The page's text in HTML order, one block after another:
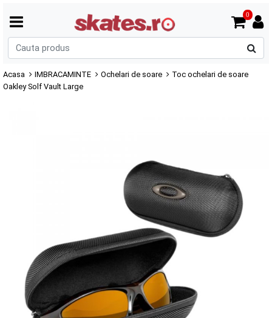
0
Acasa IMBRACAMINTE Ochelari de soare
Toc ochelari de soare
Oakley Solf Vault Large